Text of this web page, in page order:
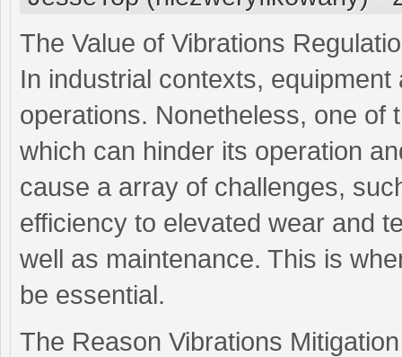
The Value of Vibrations
In industrial contexts,
operations. Nonetheless, one of
which can hinder its operation
cause a array of challenges,
efficiency to elevated wear and
well as maintenance. This is
be essential.
The Reason Vibrations